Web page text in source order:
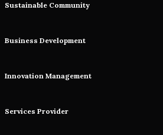
Sustainable Community
Business Development
Innovation Management
Services Provider